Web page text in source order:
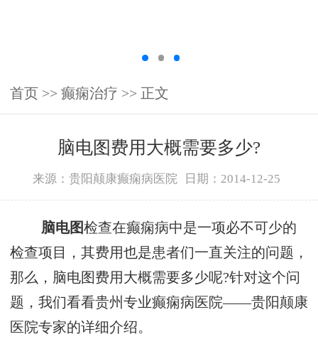
首页 >> 癫痫治疗 >> 正文
脑电图费用大概需要多少?
来源：贵阳颠康癫痫病医院 日期：2014-12-25
脑电图检查在癫痫病中是一项必不可少的
检查项目，其费用也是患者们一直关注的问题，
那么，脑电图费用大概需要多少呢?针对这个问
题，我们看看贵州专业癫痫病医院——贵阳颠康
医院专家的详细介绍。